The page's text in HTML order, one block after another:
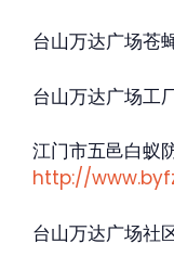
台山万达广场苍
台山万达广场工
江门市五邑白蚁
http://
台山万达广场社